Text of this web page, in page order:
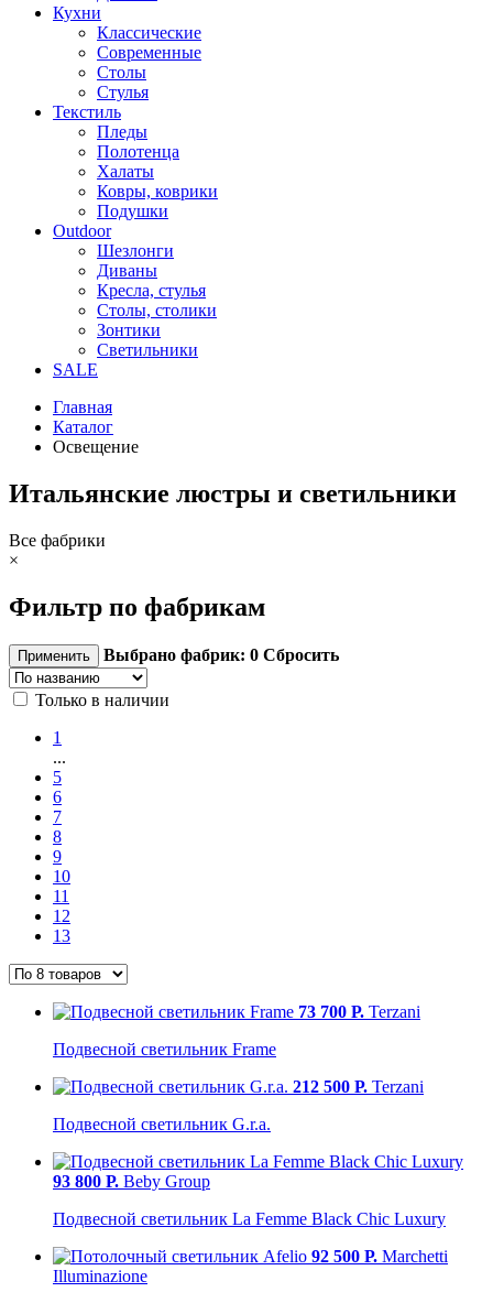
Кухни
Классические
Современные
Столы
Стулья
Текстиль
Пледы
Полотенца
Халаты
Ковры, коврики
Подушки
Outdoor
Шезлонги
Диваны
Кресла, стулья
Столы, столики
Зонтики
Светильники
SALE
Главная
Каталог
Освещение
Итальянские люстры и светильники
Все фабрики
×
Фильтр по фабрикам
Выбрано фабрик: 0 Сбросить
Только в наличии
1
...
5
6
7
8
9
10
11
12
13
73 700 Р. Terzani
Подвесной светильник Frame
212 500 Р. Terzani
Подвесной светильник G.r.a.
93 800 Р. Beby Group
Подвесной светильник La Femme Black Chic Luxury
92 500 Р. Marchetti
Illuminazione